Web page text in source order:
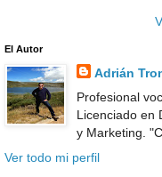
El Autor
Adrián
Profesional
Licenciado en
y Marketing.
Ver todo mi perfil